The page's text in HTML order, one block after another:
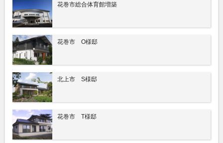
花巻市総合体育館増築
花巻市 O様邸
北上市 S様邸
花巻市 T様邸